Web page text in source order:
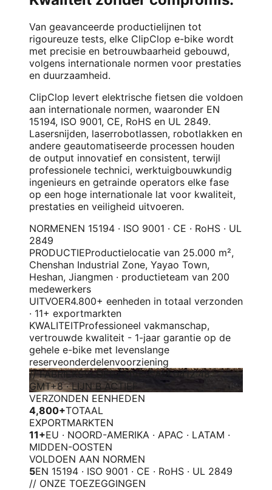
Van geavanceerde productielijnen tot
rigoureuze tests, elke ClipClop e-bike wordt
met precisie en betrouwbaarheid gebouwd,
volgens internationale normen voor prestaties
en duurzaamheid.
ClipClop levert elektrische fietsen die voldoen
aan internationale normen, waaronder EN
15194, ISO 9001, CE, RoHS en UL 2849.
Lasersnijden, laserrobotlassen, robotlakken en
andere geautomatiseerde processen houden
de output innovatief en consistent, terwijl
professionele technici, werktuigbouwkundig
ingenieurs en getrainde operators elke fase
op een hoge internationale lat voor kwaliteit,
prestaties en veiligheid uitvoeren.
NORMENEN 15194 · ISO 9001 · CE · RoHS · UL
2849
PRODUCTIEProductielocatie van 25.000 m²,
Chenshan Industrial Zone, Yayao Town,
Heshan, Jiangmen · productieteam van 200
medewerkers
UITVOER4.800+ eenheden in totaal verzonden
· 11+ exportmarkten
KWALITEITProfessioneel vakmanschap,
vertrouwde kwaliteit - 1-jaar garantie op de
gehele e-bike met levenslange
reserveonderdelenvoorziening
// FABRIEKSVLOER · LIVE CAM 0412:48
GMT+8 · LIJN B ACTIEF
VERZONDEN EENHEDEN
4,800+TOTAAL
EXPORTMARKTEN
11+EU · NOORD-AMERIKA · APAC · LATAM ·
MIDDEN-OOSTEN
VOLDOEN AAN NORMEN
5EN 15194 · ISO 9001 · CE · RoHS · UL 2849
// ONZE TOEZEGGINGEN